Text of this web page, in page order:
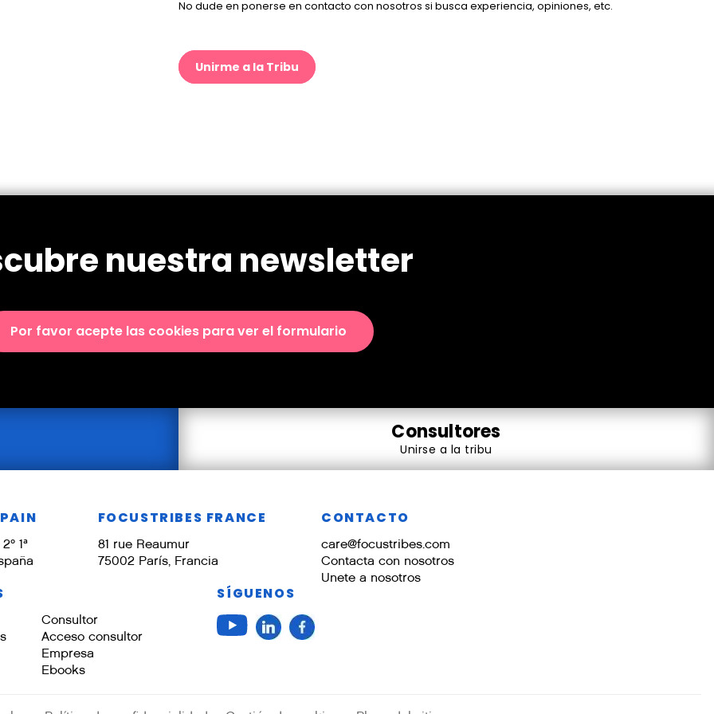
No dude en ponerse en contacto con nosotros si busca experiencia, opiniones, etc.
Unirme a la Tribu
nuestra newsletter
Por favor acepte las cookies para ver el formulario
Conoce a consultores informáticos expertos
en tu campo, disponibles, cualificados y que
coincidan con tu búsqueda.
Consultores
Unirse a la tribu
1ª
FOCUSTRIBES FRANCE
81 rue Reaumur
75002 París, Francia
CONTACTO
care@focustribes.com
Contacta con nosotros
Unete a nosotros
Consultor
Acceso consultor
Empresa
Ebooks
SÍGUENOS